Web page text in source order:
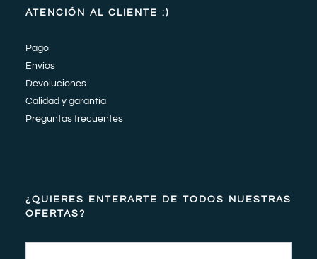
ATENCIÓN AL CLIENTE :)
Pago
Envíos
Devoluciones
Calidad y garantía
Preguntas frecuentes
¿QUIERES ENTERARTE DE TODOS NUESTRAS
OFERTAS?